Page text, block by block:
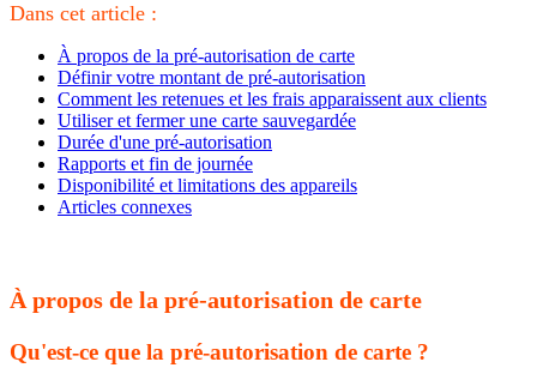
Dans cet article :
À propos de la pré-autorisation de carte
Définir votre montant de pré-autorisation
Comment les retenues et les frais apparaissent aux clients
Utiliser et fermer une carte sauvegardée
Durée d'une pré-autorisation
Rapports et fin de journée
Disponibilité et limitations des appareils
Articles connexes
À propos de la pré-autorisation de carte
Qu'est-ce que la pré-autorisation de carte ?